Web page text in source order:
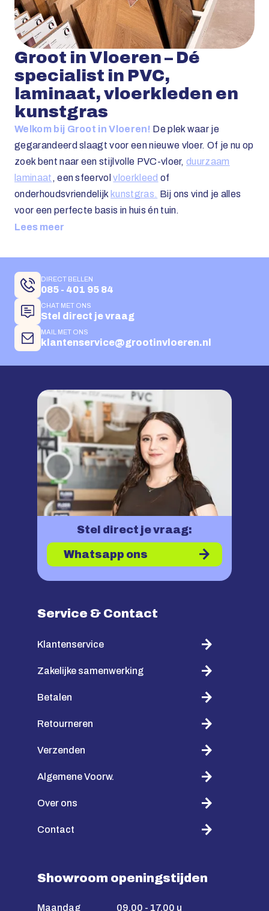
Groot in Vloeren – Dé
specialist in PVC,
laminaat, vloerkleden en
kunstgras
Welkom bij Groot in Vloeren! De plek waar je
gegarandeerd slaagt voor een nieuwe vloer. Of je nu op
zoek bent naar een stijlvolle PVC-vloer,duurzaam
laminaat , een sfeervolvloerkleed of
onderhoudsvriendelijk kunstgras.
Bij ons vind je alles
voor een perfecte basis in huis én tuin.
Lees meer
DIRECT BELLEN
085 - 401 95 84
CHAT MET ONS
Stel direct je vraag
MAIL MET ONS
klantenservice@grootinvloeren.nl
Stel direct je vraag:
Whatsapp ons
Service & Contact
Klantenservice
Zakelijke samenwerking
Betalen
Retourneren
Verzenden
Algemene Voorw.
Over ons
Contact
Showroom openingstijden
Maandag 09.00 - 17.00 u